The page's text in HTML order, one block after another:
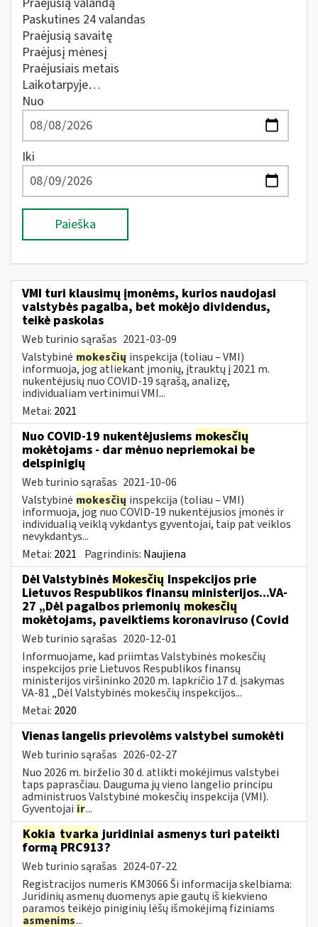
Paskutines 24 valandas
Praėjusią savaitę
Praėjusį mėnesį
Praėjusiais metais
Laikotarpyje…
Nuo
Iki
Paieška
VMI turi klausimų įmonėms, kurios naudojasi
valstybės pagalba, bet mokėjo dividendus,
teikė paskolas
Web turinio sąrašas 2021-03-09
Valstybinė mokesčių inspekcija (toliau – VMI)
informuoja, jog atliekant įmonių, įtrauktų į 2021 m.
nukentėjusių nuo COVID-19 sąrašą, analizę,
individualiam vertinimui VMI...
Metai: 2021
Nuo COVID-19 nukentėjusiems mokesčių
mokėtojams - dar mėnuo nepriemokai be
delspinigių
Web turinio sąrašas 2021-10-06
Valstybinė mokesčių inspekcija (toliau – VMI)
informuoja, jog nuo COVID-19 nukentėjusios įmonės ir
individualią veiklą vykdantys gyventojai, taip pat veiklos
nevykdantys...
Metai: 2021 Pagrindinis: Naujiena
Dėl Valstybinės Mokesčių Inspekcijos prie
Lietuvos Respublikos finansų ministerijos...VA-
27 „Dėl pagalbos priemonių mokesčių
mokėtojams, paveiktiems koronaviruso (Covid
Web turinio sąrašas 2020-12-01
Informuojame, kad priimtas Valstybinės mokesčių
inspekcijos prie Lietuvos Respublikos finansų
ministerijos viršininko 2020 m. lapkričio 17 d. įsakymas
VA-81 „Dėl Valstybinės mokesčių inspekcijos...
Metai: 2020
Vienas langelis prievolėms valstybei sumokėti
Web turinio sąrašas 2026-02-27
Nuo 2026 m. birželio 30 d. atlikti mokėjimus valstybei
taps paprasčiau. Dauguma jų vieno langelio principu
administruos Valstybinė mokesčių inspekcija (VMI).
Gyventojai ir...
Kokia tvarka juridiniai asmenys turi pateikti
formą PRC913?
Web turinio sąrašas 2024-07-22
Registracijos numeris KM3066 Ši informacija skelbiama:
Juridinių asmenų duomenys apie gautų iš kiekvieno
paramos teikėjo piniginių lėšų išmokėjimą fiziniams
asmenims...